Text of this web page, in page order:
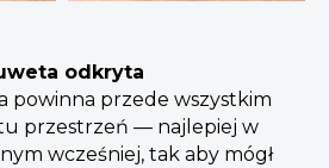
odkryta
powinna przede wszystkim
przestrzeń — najlepiej w
wcześniej, tak aby mógł